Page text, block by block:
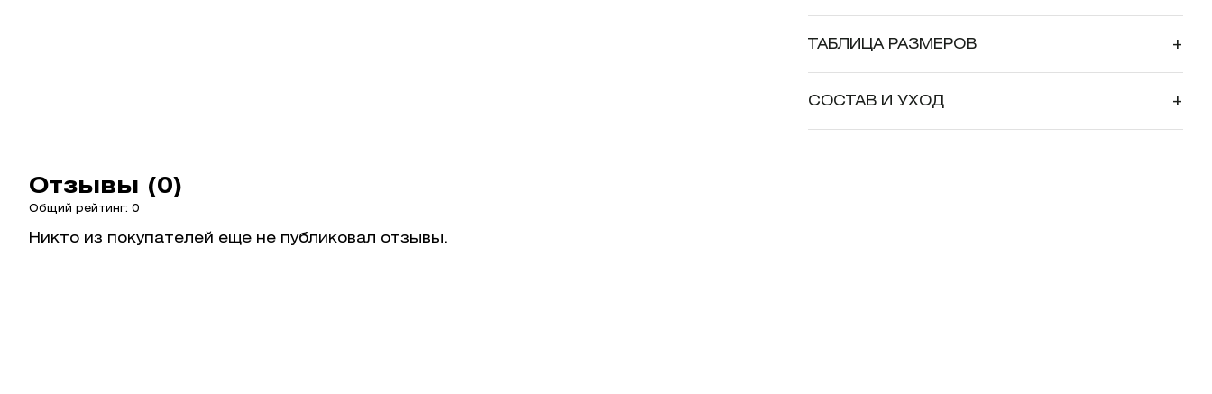
ТАБЛИЦА РАЗМЕРОВ +
СОСТАВ И УХОД +
Отзывы (0)
Общий рейтинг: 0
Никто из покупателей еще не публиковал отзывы.